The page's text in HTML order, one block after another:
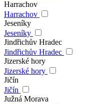
Harrachov
Harrachov
Jeseníky
Jeseníky
Jindřichův Hradec
Jindřichův Hradec
Jizerské hory
Jizerské hory
Jičín
Jičín
Južná Morava